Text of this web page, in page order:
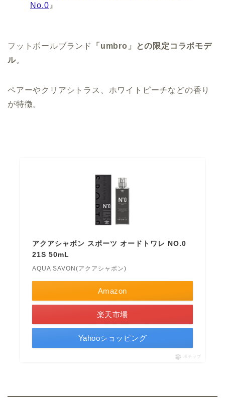
No.0 』
フットボールブランド
「umbro」との限定コラボモデ
ル。
ペアーやクリアシトラス、ホワイトピーチなどの香り
が特徴。
アクアシャボン スポーツ オードトワレ NO.0
21S 50mL
AQUA SAVON(アクアシャボン)
Amazon
楽天市場
Yahooショッピング
ポチップ